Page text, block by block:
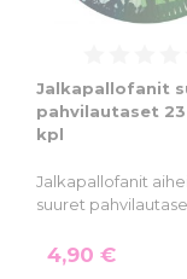
Jalkapallofanit
pahvilautaset
kpl
Jalkapallofanit
suuret
4,90 €